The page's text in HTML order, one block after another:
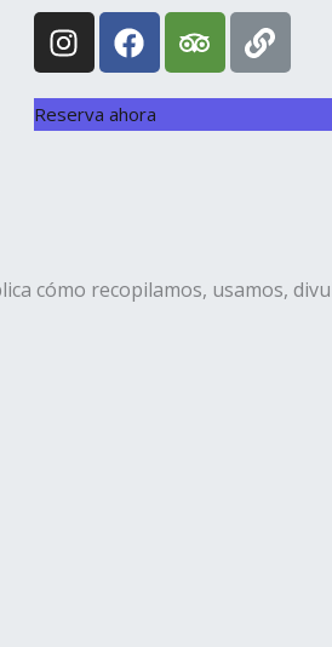
I
n
s
t
F
a
c
e
T
r
i
o
L
i
n
Reserva ahora
cómo recopilamos, usamos,